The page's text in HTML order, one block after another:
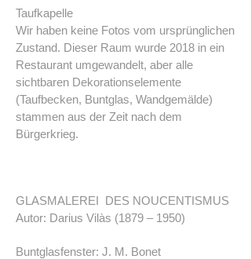
Taufkapelle
Wir haben keine Fotos vom ursprünglichen
Zustand. Dieser Raum wurde 2018 in ein
Restaurant umgewandelt, aber alle
sichtbaren Dekorationselemente
(Taufbecken, Buntglas, Wandgemälde)
stammen aus der Zeit nach dem
Bürgerkrieg.
GLASMALEREI DES NOUCENTISMUS
Autor: Darius Vilàs (1879 – 1950)
Buntglasfenster: J. M. Bonet